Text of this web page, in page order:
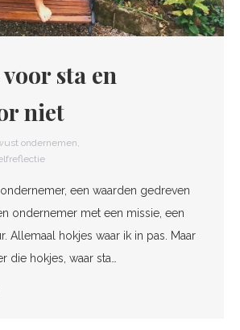
sta en
niet
ondernemen,
een waarden gedreven
ondernemer met een missie, een
Allemaal hokjes waar ik in pas. Maar
die hokjes, waar sta…